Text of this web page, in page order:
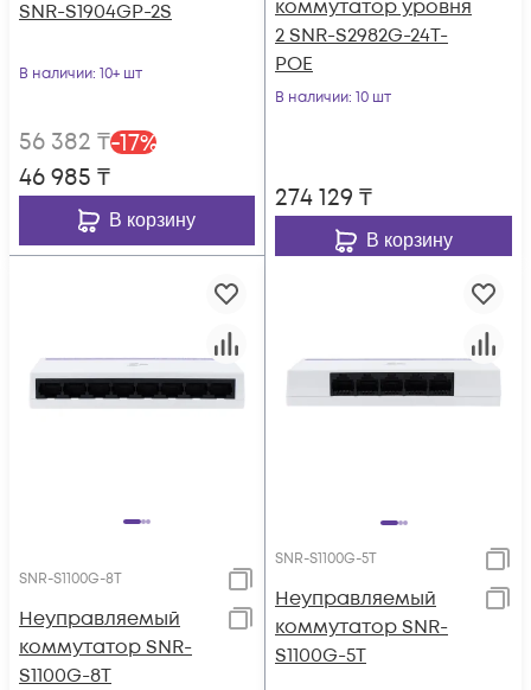
SNR-S1904GP-2S
В наличии: 10+ шт
56 382 ₸-17%
46 985 ₸
В корзину
коммутатор уровня
2 SNR-S2982G-24T-
POE
В наличии: 10 шт
274 129 ₸
В корзину
SNR-S1100G-8T
Неуправляемый
коммутатор SNR-
S1100G-8T
SNR-S1100G-5T
Неуправляемый
коммутатор SNR-
S1100G-5T